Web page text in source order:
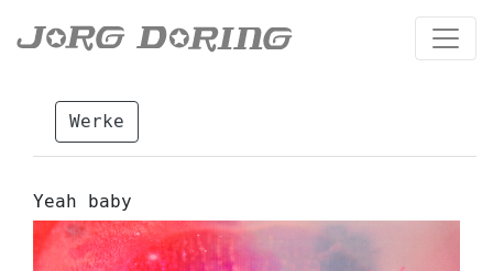
Werke
Yeah baby